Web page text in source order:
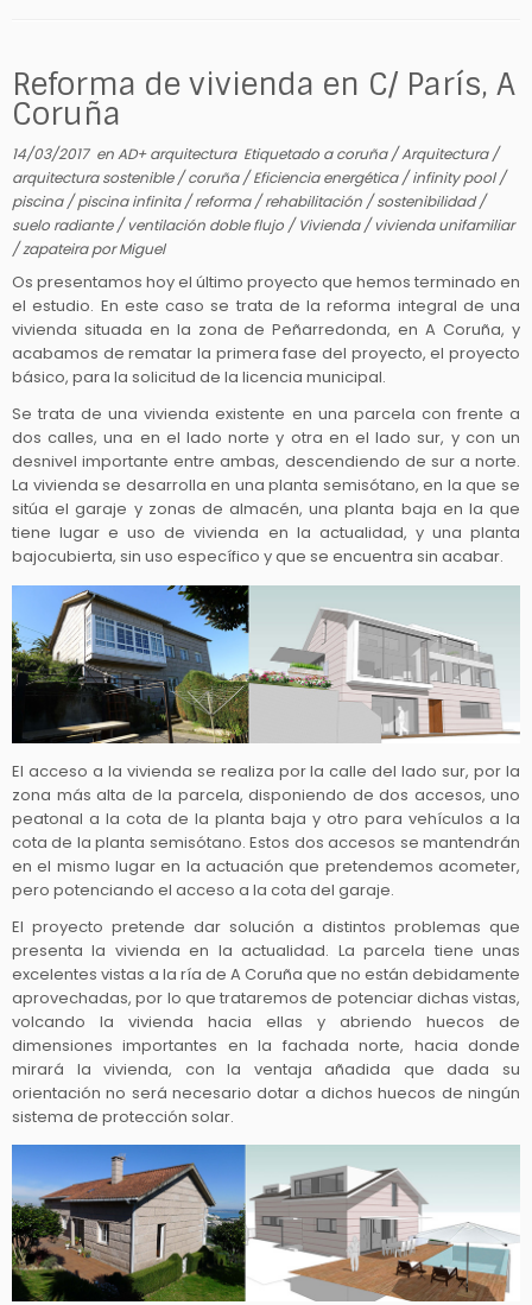
Reforma de vivienda en C/ París, A
Coruña
14/03/2017enAD+ arquitectura Etiquetado a coruña/Arquitectura/
arquitectura sostenible/coruña/Eficiencia energética/infinity pool/
piscina/piscina infinita/reforma/rehabilitación /sostenibilidad/
suelo radiante/ventilación doble flujo /Vivienda/vivienda unifamiliar
/zapateiraporMiguel
Os presentamos hoy el último proyecto que hemos terminado en
el estudio. En este caso se trata de la reforma integral de una
vivienda situada en la zona de Peñarredonda, en A Coruña, y
acabamos de rematar la primera fase del proyecto, el proyecto
básico, para la solicitud de la licencia municipal.
Se trata de una vivienda existente en una parcela con frente a
dos calles, una en el lado norte y otra en el lado sur, y con un
desnivel importante entre ambas, descendiendo de sur a norte.
La vivienda se desarrolla en una planta semisótano, en la que se
sitúa el garaje y zonas de almacén, una planta baja en la que
tiene lugar e uso de vivienda en la actualidad, y una planta
bajocubierta, sin uso específico y que se encuentra sin acabar.
El acceso a la vivienda se realiza por la calle del lado sur, por la
zona más alta de la parcela, disponiendo de dos accesos, uno
peatonal a la cota de la planta baja y otro para vehículos a la
cota de la planta semisótano. Estos dos accesos se mantendrán
en el mismo lugar en la actuación que pretendemos acometer,
pero potenciando el acceso a la cota del garaje.
El proyecto pretende dar solución a distintos problemas que
presenta la vivienda en la actualidad. La parcela tiene unas
excelentes vistas a la ría de A Coruña que no están debidamente
aprovechadas, por lo que trataremos de potenciar dichas vistas,
volcando la vivienda hacia ellas y abriendo huecos de
dimensiones importantes en la fachada norte, hacia donde
mirará la vivienda, con la ventaja añadida que dada su
orientación no será necesario dotar a dichos huecos de ningún
sistema de protección solar.